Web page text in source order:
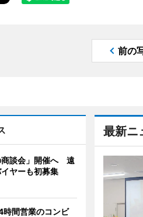
前の
最新ニ
商談会」開催へ 遠
ヤーも初募集
間営業のコンビ